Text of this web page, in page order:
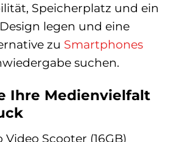
Speicherplatz und ein
legen und eine
zu Smartphones
suchen.
Ihre Medienvielfalt
Scooter (16GB)